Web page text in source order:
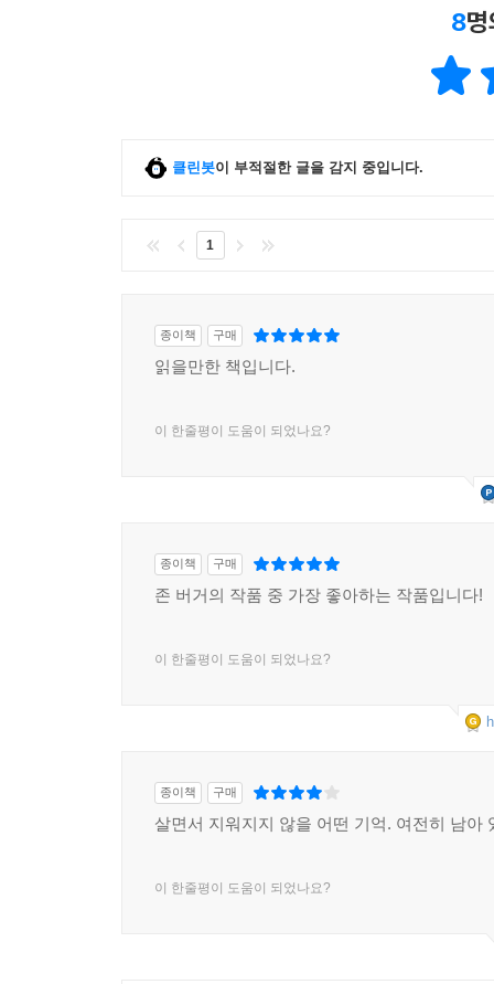
8
클린봇이 부적절한 글을 감지 중입니다.
1
종이책 구매
읽을만한 책입니다.
이 한줄평이 도움이 되었나요?
종이책 구매
존 버거의 작품 중 가장 좋아하는 작품입니다!
이 한줄평이 도움이 되었나요?
종이책 구매
살면서 지워지지 않을 어떤 기억. 여전히 남아
이 한줄평이 도움이 되었나요?